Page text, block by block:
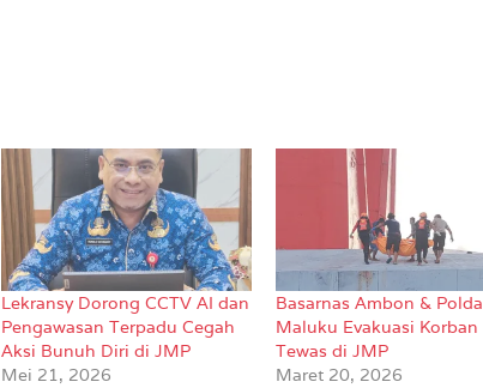
Lekransy Dorong CCTV AI dan
Pengawasan Terpadu Cegah
Aksi Bunuh Diri di JMP
Mei 21, 2026
Basarnas Ambon & Polda
Maluku Evakuasi Korban
Tewas di JMP
Maret 20, 2026